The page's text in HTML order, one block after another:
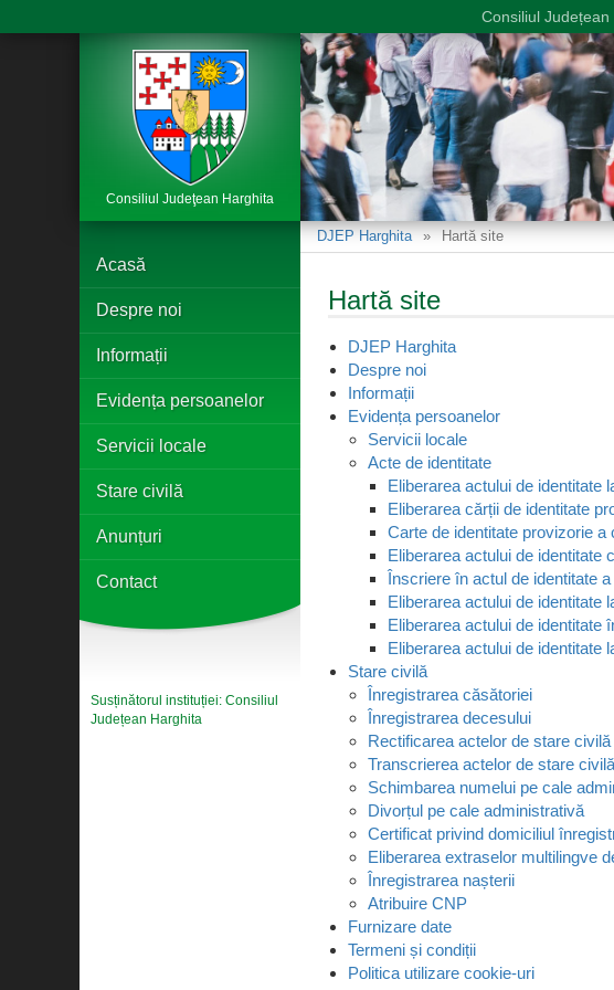
Acasă
Despre noi
Informații
Evidența persoanelor
Servicii locale
Stare civilă
Anunțuri
Contact
Susținătorul instituției: Consiliul
Județean Harghita
DJEP Harghita Hartă site
Hartă site
DJEP Harghita
Despre noi
Informații
Evidența persoanelor
Servicii locale
Acte de identitate
Eliberarea actului de identitate
Eliberarea cărții de identitate
Carte de identitate provizorie
Eliberarea actului de identitate
Înscriere în actul de identitate
Eliberarea actului de identitate
Eliberarea actului de identitate
Eliberarea actului de identitate
Stare civilă
Înregistrarea căsătoriei
Înregistrarea decesului
Rectificarea actelor de stare civilă
Transcrierea actelor de stare civilă
Schimbarea numelui pe cale
Divorțul pe cale administrativă
Certificat privind domiciliul
Eliberarea extraselor multilingve
Înregistrarea nașterii
Atribuire CNP
Furnizare date
Termeni și condiții
Politica utilizare cookie-uri
Consiliul
Consiliul Judeţean Harghita